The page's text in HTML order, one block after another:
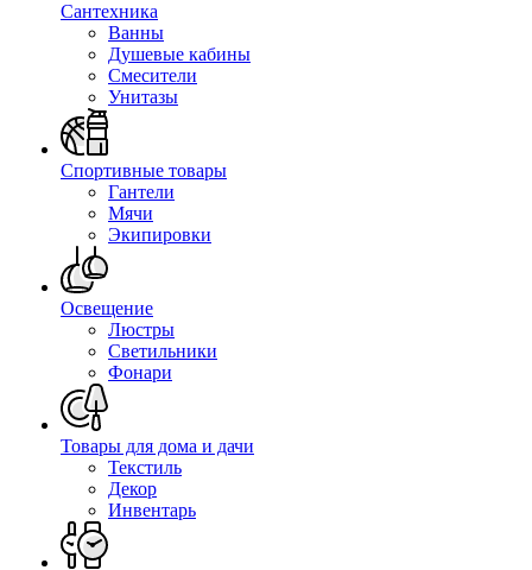
Сантехника
Ванны
Душевые кабины
Смесители
Унитазы
Спортивные товары
Гантели
Мячи
Экипировки
Освещение
Люстры
Светильники
Фонари
Товары для дома и дачи
Текстиль
Декор
Инвентарь